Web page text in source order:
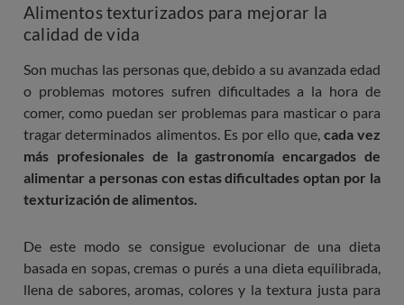
Alimentos texturizados para mejorar la
calidad de vida
Son muchas las personas que, debido a su avanzada edad
o problemas motores sufren dificultades a la hora de
comer, como puedan ser problemas para masticar o para
tragar determinados alimentos. Es por ello que, cada vez
más profesionales de la gastronomía encargados de
alimentar a personas con estas dificultades optan por la
texturización de alimentos.
De este modo se consigue evolucionar de una dieta
basada en sopas, cremas o purés a una dieta equilibrada,
llena de sabores, aromas, colores y la textura justa para